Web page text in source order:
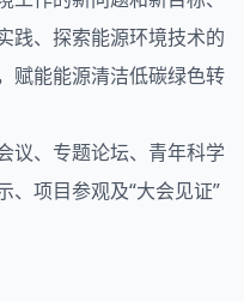
践、探索能源环境技术的
赋能能源清洁低碳绿色转
议、专题论坛、青年科学
、项目参观及“大会见证”